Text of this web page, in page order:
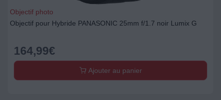
Objectif photo
Objectif pour Hybride PANASONIC 25mm f/1.7 noir Lumix G
164,99€
Ajouter au panier